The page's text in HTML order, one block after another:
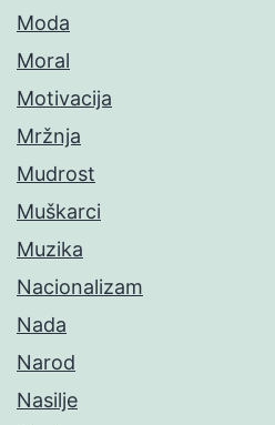
Moda
Moral
Motivacija
Mržnja
Mudrost
Muškarci
Muzika
Nacionalizam
Nada
Narod
Nasilje